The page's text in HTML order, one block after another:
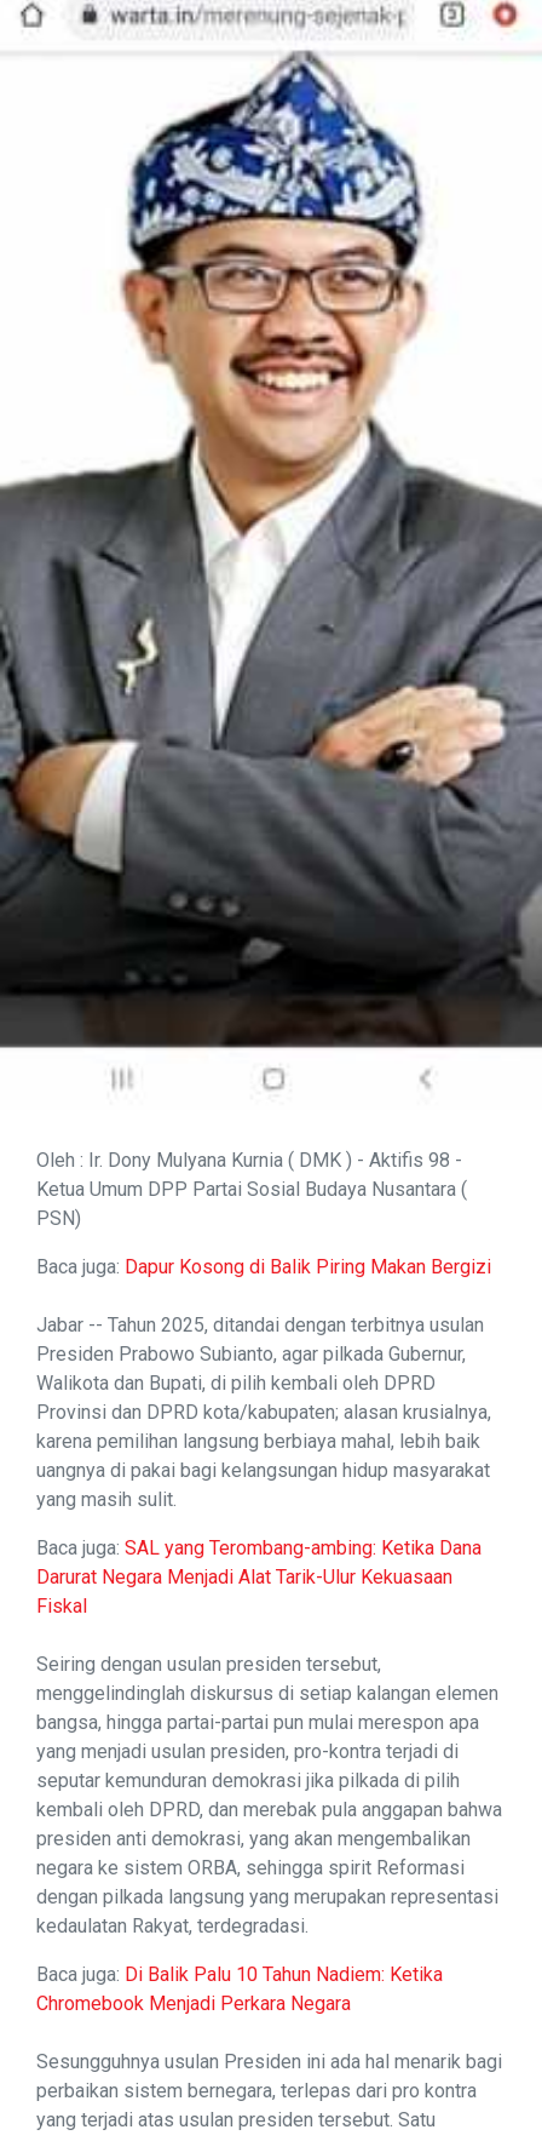
Oleh : Ir. Dony Mulyana Kurnia ( DMK ) - Aktifis 98 -
Ketua Umum DPP Partai Sosial Budaya Nusantara (
PSN)
Baca juga: Dapur Kosong di Balik Piring Makan Bergizi
Jabar -- Tahun 2025, ditandai dengan terbitnya usulan
Presiden Prabowo Subianto, agar pilkada Gubernur,
Walikota dan Bupati, di pilih kembali oleh DPRD
Provinsi dan DPRD kota/kabupaten; alasan krusialnya,
karena pemilihan langsung berbiaya mahal, lebih baik
uangnya di pakai bagi kelangsungan hidup masyarakat
yang masih sulit.
Baca juga: SAL yang Terombang-ambing: Ketika Dana
Darurat Negara Menjadi Alat Tarik-Ulur Kekuasaan
Fiskal
Seiring dengan usulan presiden tersebut,
menggelindinglah diskursus di setiap kalangan elemen
bangsa, hingga partai-partai pun mulai merespon apa
yang menjadi usulan presiden, pro-kontra terjadi di
seputar kemunduran demokrasi jika pilkada di pilih
kembali oleh DPRD, dan merebak pula anggapan bahwa
presiden anti demokrasi, yang akan mengembalikan
negara ke sistem ORBA, sehingga spirit Reformasi
dengan pilkada langsung yang merupakan representasi
kedaulatan Rakyat, terdegradasi.
Baca juga: Di Balik Palu 10 Tahun Nadiem: Ketika
Chromebook Menjadi Perkara Negara
Sesungguhnya usulan Presiden ini ada hal menarik bagi
perbaikan sistem bernegara, terlepas dari pro kontra
yang terjadi atas usulan presiden tersebut. Satu